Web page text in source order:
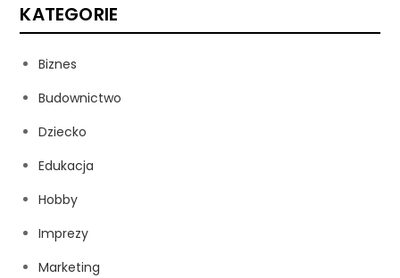
KATEGORIE
Biznes
Budownictwo
Dziecko
Edukacja
Hobby
Imprezy
Marketing